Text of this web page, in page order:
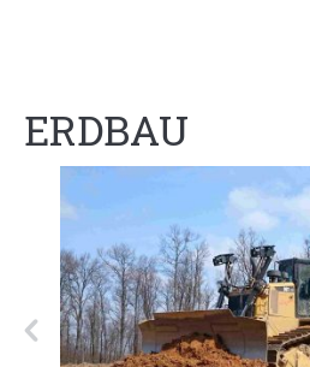
ERDBAU